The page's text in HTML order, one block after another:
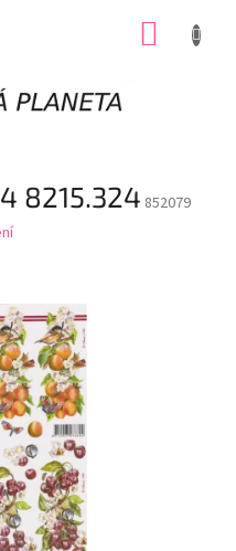
8215.324 852079